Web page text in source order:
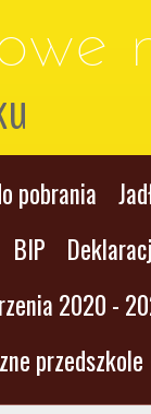
pobrania
BIP
2020 -
przedszkole